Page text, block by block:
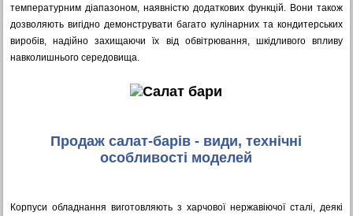
температурним діапазоном, наявністю додаткових функцій. Вони також
дозволяють вигідно демонструвати багато кулінарних та кондитерських
виробів, надійно захищаючи їх від обвітрювання, шкідливого впливу
навколишнього середовища.
Продаж салат-барів - види, технічні
особливості моделей
Корпуси обладнання виготовляють з харчової нержавіючої сталі, деякі